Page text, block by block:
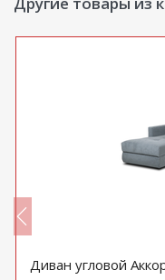
Диван угловой